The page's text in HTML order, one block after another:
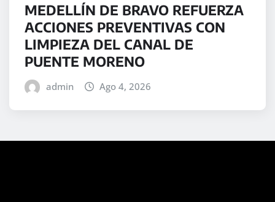
MEDELLÍN DE BRAVO REFUERZA
ACCIONES PREVENTIVAS CON
LIMPIEZA DEL CANAL DE
PUENTE MORENO
admin Ago 4, 2026